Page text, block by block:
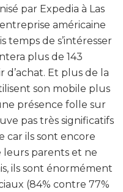
par Expedia à Las
américaine
temps de s’intéresser
plus de 143
d’achat. Et plus de la
son mobile plus
présence folle sur
pas très significatifs
car ils sont encore
parents et ne
ils sont énormément
(84% contre 77%